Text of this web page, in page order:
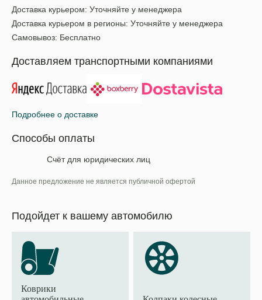
Доставка курьером: Уточняйте у менеджера
Доставка курьером в регионы: Уточняйте у менеджера
Самовывоз: Бесплатно
Доставляем транспортными компаниями
Подробнее о доставке
Способы оплаты
Счёт для юридических лиц
Данное предложение не является публичной офертой
Подойдет к вашему автомобилю
Коврики